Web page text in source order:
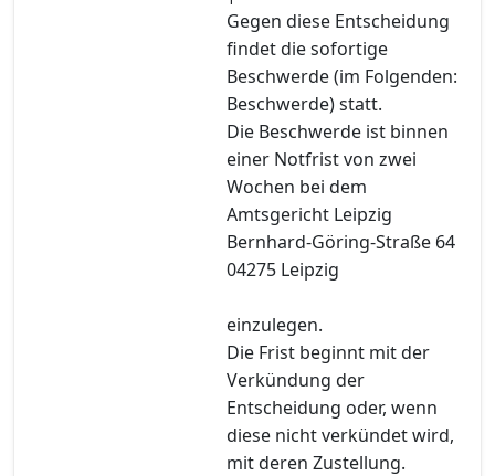
Gegen diese Entscheidung
findet die sofortige
Beschwerde (im Folgenden:
Beschwerde) statt.
Die Beschwerde ist binnen
einer Notfrist von zwei
Wochen bei dem
Amtsgericht Leipzig
Bernhard-Göring-Straße 64
04275 Leipzig
einzulegen.
Die Frist beginnt mit der
Verkündung der
Entscheidung oder, wenn
diese nicht verkündet wird,
mit deren Zustellung.